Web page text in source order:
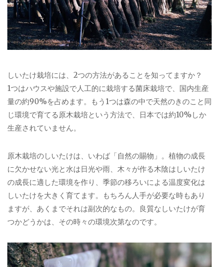
しいたけ栽培には、2つの方法があることを知ってますか？
1つはハウスや施設で人工的に栽培する菌床栽培で、国内生産
量の約90%を占めます。もう1つは森の中で天然のきのこと同
じ環境で育てる原木栽培という方法で、日本では約10%しか
生産されていません。
原木栽培のしいたけは、いわば「自然の賜物」。植物の成長
に欠かせない光と水は日光や雨、木々が作る木陰はしいたけ
の成長に適した環境を作り、季節の移ろいによる温度変化は
しいたけを大きく育てます。もちろん人手が必要な時もあり
ますが、あくまでそれは副次的なもの。良質なしいたけが育
つかどうかは、その時々の環境次第なのです。